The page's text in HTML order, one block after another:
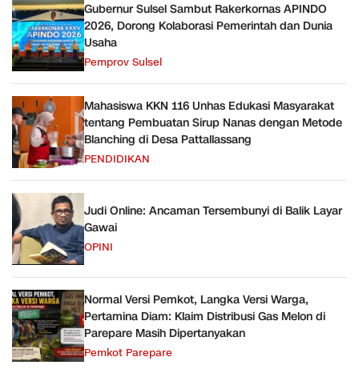
Gubernur Sulsel Sambut Rakerkornas APINDO
2026, Dorong Kolaborasi Pemerintah dan Dunia
Usaha
Pemprov Sulsel
Mahasiswa KKN 116 Unhas Edukasi Masyarakat
tentang Pembuatan Sirup Nanas dengan Metode
Blanching di Desa Pattallassang
PENDIDIKAN
Judi Online: Ancaman Tersembunyi di Balik Layar
Gawai
OPINI
Normal Versi Pemkot, Langka Versi Warga,
Pertamina Diam: Klaim Distribusi Gas Melon di
Parepare Masih Dipertanyakan
Pemkot Parepare